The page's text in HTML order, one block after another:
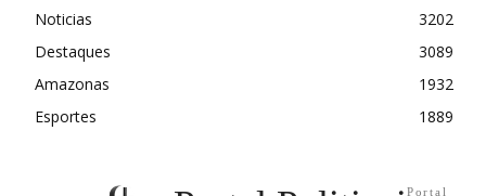
Noticias
3202
Destaques
3089
Amazonas
1932
Esportes
1889
Portal